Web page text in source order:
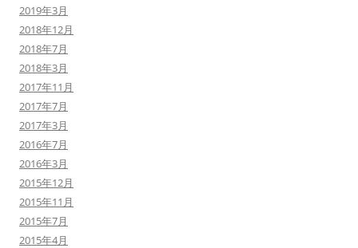
2019年3月
2018年12月
2018年7月
2018年3月
2017年11月
2017年7月
2017年3月
2016年7月
2016年3月
2015年12月
2015年11月
2015年7月
2015年4月